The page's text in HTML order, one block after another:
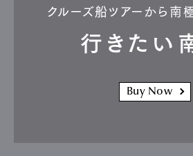
クルーズ船ツアーから南
行きたい
Buy Now